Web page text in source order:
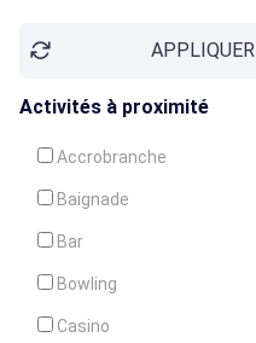
APPLIQUER
Activités à proximité
Accrobranche
Baignade
Bar
Bowling
Casino